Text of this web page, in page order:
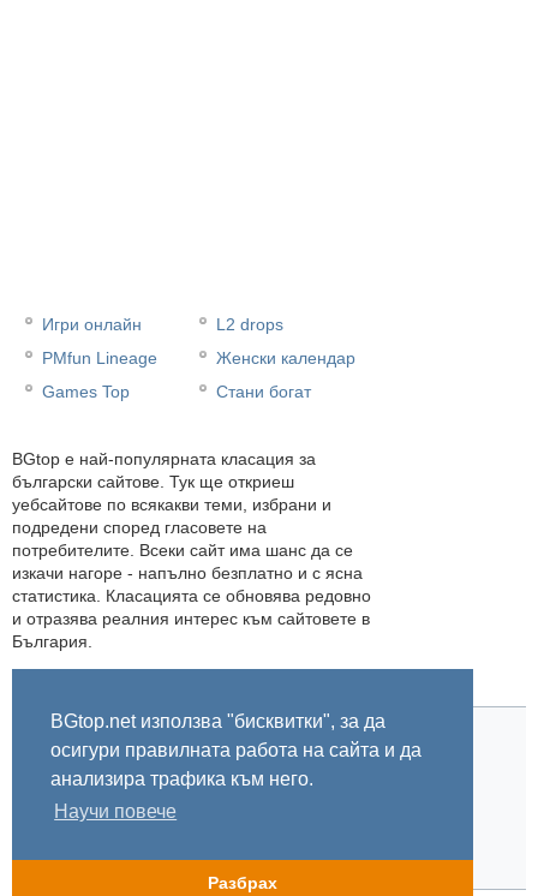
BGtop.net използва "бисквитки", за да
осигури правилната работа на сайта и да
анализира трафика към него.
Научи повече
Разбрах
Игри онлайн
PMfun Lineage
Games Top
L2 drops
Женски календар
Стани богат
BGtop e най-популярната класация за
български сайтове. Тук ще откриеш
уебсайтове по всякакви теми, избрани и
подредени според гласовете на
потребителите. Всеки сайт има шанс да се
изкачи нагоре - напълно безплатно и с ясна
статистика. Класацията се обновява редовно
и отразява реалния интерес към сайтовете в
България.
Начало Правила За BGtop.net
Пишете ни
Линк за гласуване
Бисквитки Поверителност
© 2002-2026 BGtop.net